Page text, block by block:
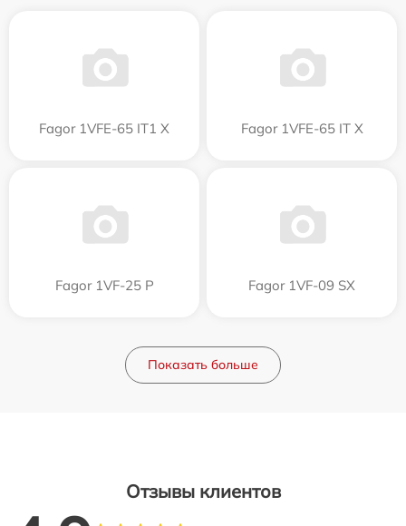
Fagor 1VFE-65 IT1 X Fagor 1VFE-65 IT X
Fagor 1VF-25 P Fagor 1VF-09 SX
Показать больше
Отзывы клиентов